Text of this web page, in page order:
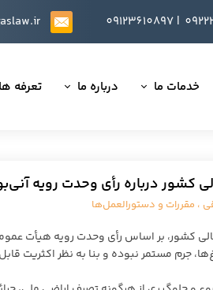
خدمات ما
مذاکره، تنظیم و بازبینی قراردادها
ارائه خدمات مشاوره حقوقی
درباره ما تعرفه ها
09123610897| 0
کشور درباره رأی وحدت رویه
، مقررات و دستورالعمل‌ها
جرم مستمر نبوده و بنا به نظر اکثریت